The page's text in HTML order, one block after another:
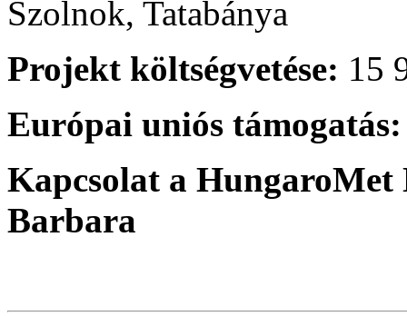
Szolnok, Tatabánya
Projekt költségvetése: 15
Európai uniós támogatás:
Kapcsolat a
Barbara